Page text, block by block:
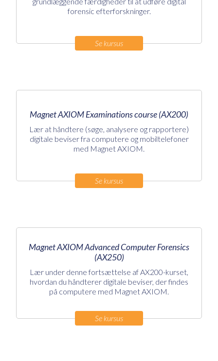
forensic efterforskninger.
Se kursus
Magnet AXIOM Examinations course (AX200)
Lær at håndtere (søge, analysere og rapportere)
digitale beviser fra computere og mobiltelefoner
med Magnet AXIOM.
Se kursus
Magnet AXIOM Advanced Computer Forensics
(AX250)
Lær under denne fortsættelse af AX200-kurset,
hvordan du håndterer digitale beviser, der findes
på computere med Magnet AXIOM.
Se kursus